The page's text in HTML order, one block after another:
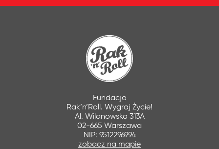
Fundacja
Rak’n’Roll. Wygraj Życie!
Al. Wilanowska 313A
02-665 Warszawa
NIP: 9512296994
zobacz na mapie